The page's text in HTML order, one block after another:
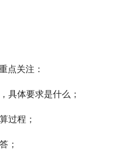
点关注：
具体要求是什么；
过程；
；